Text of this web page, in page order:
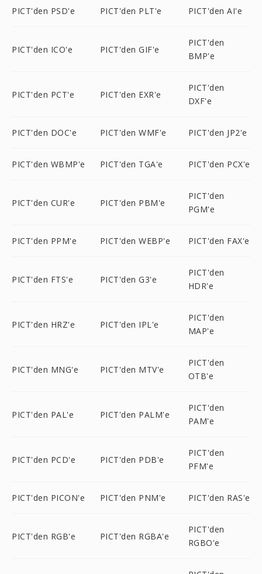
PICT'den PSD'e PICT'den PLT'e PICT'den AI'e
PICT'den ICO'e PICT'den GIF'e
PICT'den
BMP'e
PICT'den PCT'e PICT'den EXR'e
PICT'den
DXF'e
PICT'den DOC'e PICT'den WMF'e PICT'den JP2'e
PICT'den WBMP'e PICT'den TGA'e PICT'den PCX'e
PICT'den CUR'e PICT'den PBM'e
PICT'den
PGM'e
PICT'den PPM'e PICT'den WEBP'e PICT'den FAX'e
PICT'den FTS'e PICT'den G3'e
PICT'den
HDR'e
PICT'den HRZ'e PICT'den IPL'e
PICT'den
MAP'e
PICT'den MNG'e PICT'den MTV'e
PICT'den
OTB'e
PICT'den PAL'e PICT'den PALM'e
PICT'den
PAM'e
PICT'den PCD'e PICT'den PDB'e
PICT'den
PFM'e
PICT'den PICON'e PICT'den PNM'e PICT'den RAS'e
PICT'den RGB'e PICT'den RGBA'e
PICT'den
RGBO'e